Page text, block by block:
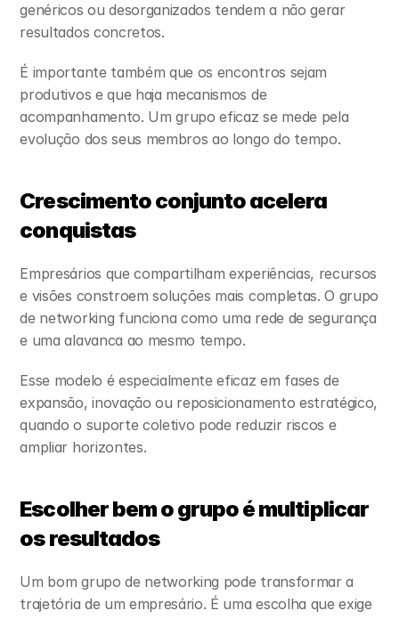
genéricos ou desorganizados tendem a não gerar
resultados concretos.
É importante também que os encontros sejam
produtivos e que haja mecanismos de
acompanhamento. Um grupo eficaz se mede pela
evolução dos seus membros ao longo do tempo.
Crescimento conjunto acelera
conquistas
Empresários que compartilham experiências, recursos
e visões constroem soluções mais completas. O grupo
de networking funciona como uma rede de segurança
e uma alavanca ao mesmo tempo.
Esse modelo é especialmente eficaz em fases de
expansão, inovação ou reposicionamento estratégico,
quando o suporte coletivo pode reduzir riscos e
ampliar horizontes.
Escolher bem o grupo é multiplicar
os resultados
Um bom grupo de networking pode transformar a
trajetória de um empresário. É uma escolha que exige